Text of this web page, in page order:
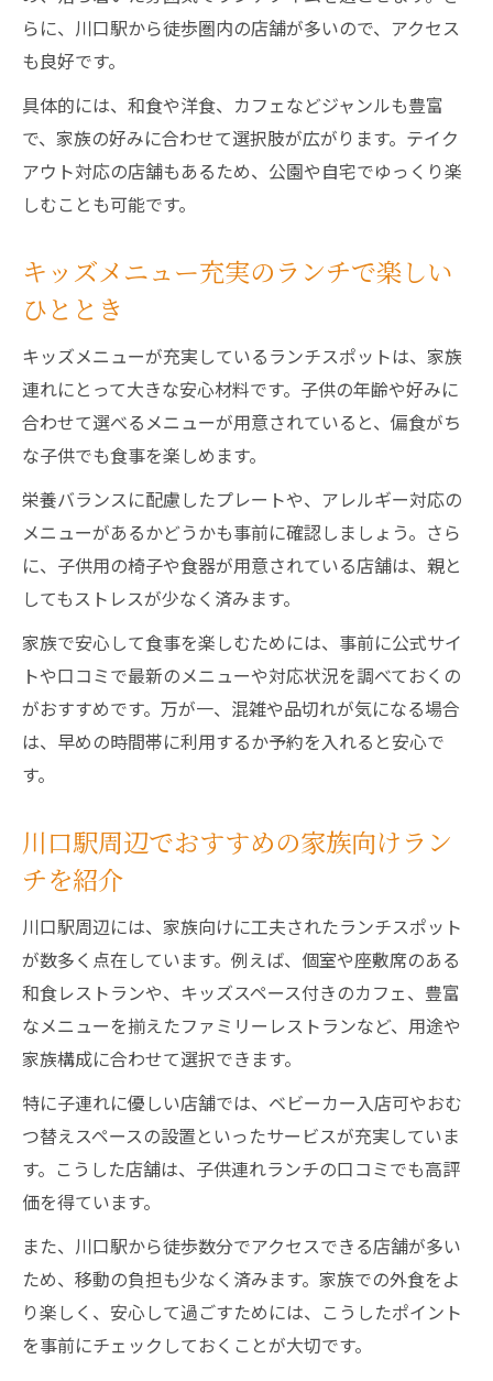
らに、川口駅から徒歩圏内の店舗が多いので、アクセス
も良好です。
具体的には、和食や洋食、カフェなどジャンルも豊富
で、家族の好みに合わせて選択肢が広がります。テイク
アウト対応の店舗もあるため、公園や自宅でゆっくり楽
しむことも可能です。
キッズメニュー充実のランチで楽しい
ひととき
キッズメニューが充実しているランチスポットは、家族
連れにとって大きな安心材料です。子供の年齢や好みに
合わせて選べるメニューが用意されていると、偏食がち
な子供でも食事を楽しめます。
栄養バランスに配慮したプレートや、アレルギー対応の
メニューがあるかどうかも事前に確認しましょう。さら
に、子供用の椅子や食器が用意されている店舗は、親と
してもストレスが少なく済みます。
家族で安心して食事を楽しむためには、事前に公式サイ
トや口コミで最新のメニューや対応状況を調べておくの
がおすすめです。万が一、混雑や品切れが気になる場合
は、早めの時間帯に利用するか予約を入れると安心で
す。
川口駅周辺でおすすめの家族向けラン
チを紹介
川口駅周辺には、家族向けに工夫されたランチスポット
が数多く点在しています。例えば、個室や座敷席のある
和食レストランや、キッズスペース付きのカフェ、豊富
なメニューを揃えたファミリーレストランなど、用途や
家族構成に合わせて選択できます。
特に子連れに優しい店舗では、ベビーカー入店可やおむ
つ替えスペースの設置といったサービスが充実していま
す。こうした店舗は、子供連れランチの口コミでも高評
価を得ています。
また、川口駅から徒歩数分でアクセスできる店舗が多い
ため、移動の負担も少なく済みます。家族での外食をよ
り楽しく、安心して過ごすためには、こうしたポイント
を事前にチェックしておくことが大切です。